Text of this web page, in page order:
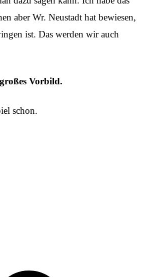
aber Wr. Neustadt hat bewiesen,
ist. Das werden wir auch
Vorbild.
schon.